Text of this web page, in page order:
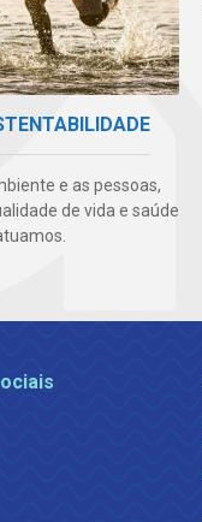
e as pessoas,
de vida e saúde